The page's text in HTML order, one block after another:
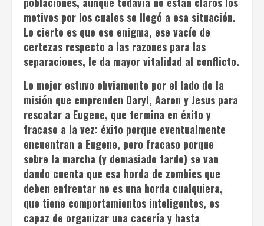
motivos por los cuales se llegó a esa situación.
Lo cierto es que ese enigma, ese vacío de
certezas respecto a las razones para las
separaciones, le da mayor vitalidad al conflicto.
Lo mejor estuvo obviamente por el lado de la
misión que emprenden Daryl, Aaron y Jesus para
rescatar a Eugene, que termina en éxito y
fracaso a la vez: éxito porque eventualmente
encuentran a Eugene, pero fracaso porque
sobre la marcha (y demasiado tarde) se van
dando cuenta que esa horda de zombies que
deben enfrentar no es una horda cualquiera,
que tiene comportamientos inteligentes, es
capaz de organizar una cacería y hasta